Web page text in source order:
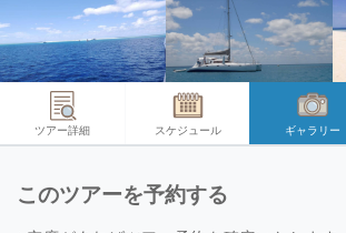
ツアー詳細 スケジュール ギャラリー
このツアーを予約する